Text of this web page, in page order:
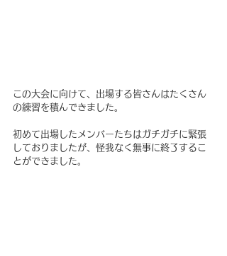
この大会に向けて、出場する皆さんはたくさん
の練習を積んできました。
初めて出場したメンバーたちはガチガチに緊張
しておりましたが、怪我なく無事に終了するこ
とができました。